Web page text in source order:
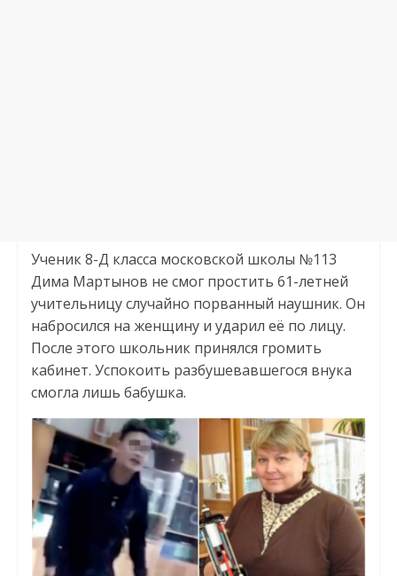
Ученик 8-Д класса московской школы №113
Дима Мартынов не смог простить 61-летней
учительницу случайно порванный наушник. Он
набросился на женщину и ударил её по лицу.
После этого школьник принялся громить
кабинет. Успокоить разбушевавшегося внука
смогла лишь бабушка.